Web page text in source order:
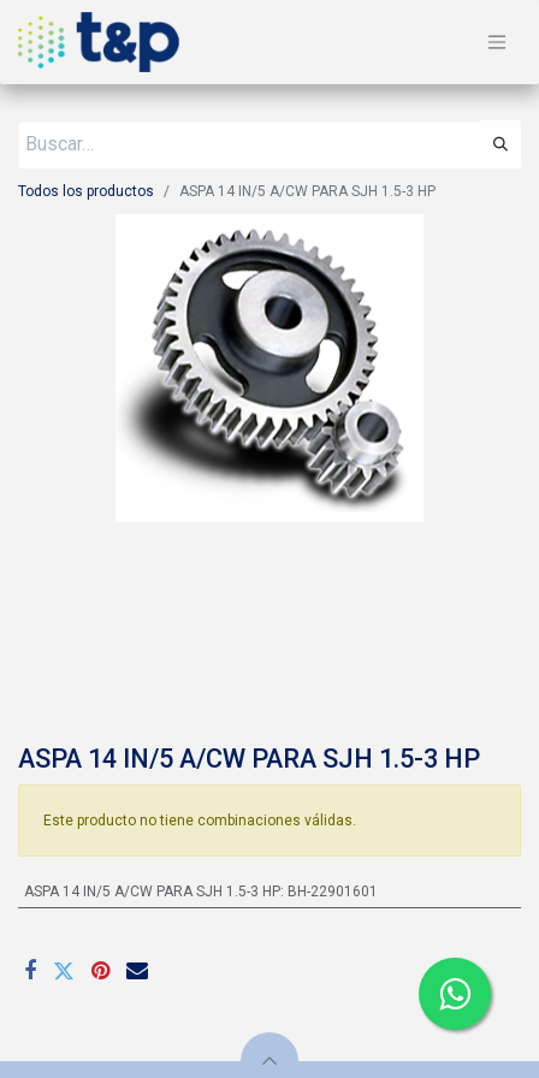
Todos los productos ASPA 14 IN/5 A/CW PARA SJH 1.5-3 HP
ASPA 14 IN/5 A/CW PARA SJH 1.5-3 HP
Este producto no tiene combinaciones válidas.
ASPA 14 IN/5 A/CW PARA SJH 1.5-3 HP: BH-22901601